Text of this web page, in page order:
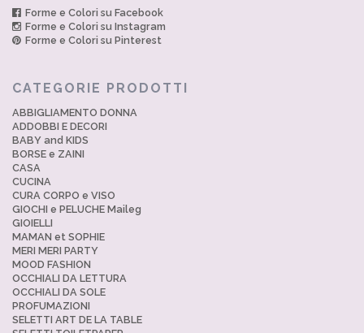
Forme e Colori su Facebook
Forme e Colori su Instagram
Forme e Colori su Pinterest
CATEGORIE PRODOTTI
ABBIGLIAMENTO DONNA
ADDOBBI E DECORI
BABY and KIDS
BORSE e ZAINI
CASA
CUCINA
CURA CORPO e VISO
GIOCHI e PELUCHE Maileg
GIOIELLI
MAMAN et SOPHIE
MERI MERI PARTY
MOOD FASHION
OCCHIALI DA LETTURA
OCCHIALI DA SOLE
PROFUMAZIONI
SELETTI ART DE LA TABLE